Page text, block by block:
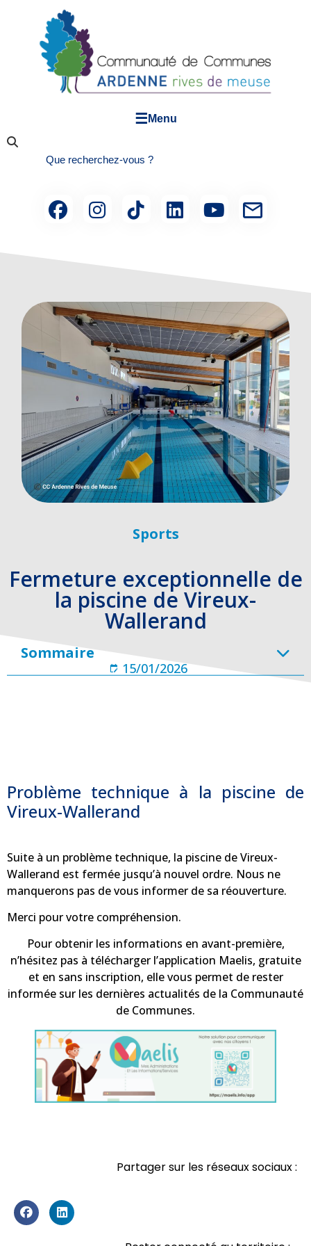
☰ Menu
Sports
Fermeture exceptionnelle de
la piscine de Vireux-
Wallerand
15/01/2026
Sommaire
Problème technique à la piscine de
Vireux-Wallerand
Suite à un problème technique, la piscine de Vireux-
Wallerand est fermée jusqu’à nouvel ordre. Nous ne
manquerons pas de vous informer de sa réouverture.
Merci pour votre compréhension.
Pour obtenir les informations en avant-première,
n’hésitez pas à télécharger l’application Maelis, gratuite
et en sans inscription, elle vous permet de rester
informée sur les dernières actualités de la Communauté
de Communes.
Partager sur les réseaux sociaux :